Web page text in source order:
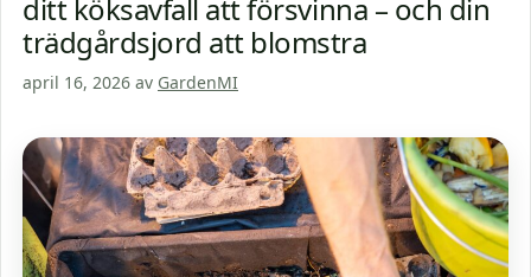
ditt köksavfall att försvinna – och din
trädgårdsjord att blomstra
april 16, 2026 av GardenMI